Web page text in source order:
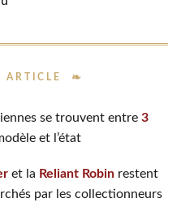
ARTICLE
se trouvent entre 3
et l’état
et la Reliant Robinrestent
par les collectionneurs